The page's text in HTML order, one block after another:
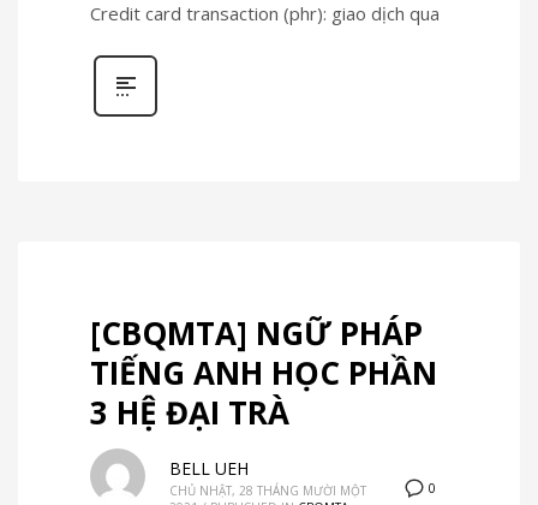
Credit card transaction (phr): giao dịch qua
[CBQMTA] NGỮ PHÁP
TIẾNG ANH HỌC PHẦN
3 HỆ ĐẠI TRÀ
0
BELL UEH
CHỦ NHẬT, 28 THÁNG MƯỜI MỘT